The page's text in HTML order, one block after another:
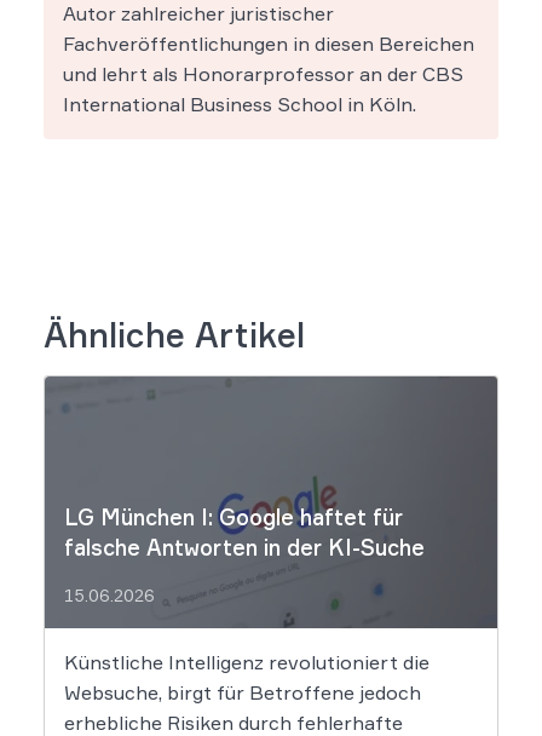
Autor zahlreicher juristischer
Fachveröffentlichungen in diesen Bereichen
und lehrt als Honorarprofessor an der CBS
International Business School in Köln.
Ähnliche Artikel
LG München I: Google haftet für
falsche Antworten in der KI-Suche
15.06.2026
Künstliche Intelligenz revolutioniert die
Websuche, birgt für Betroffene jedoch
erhebliche Risiken durch fehlerhafte